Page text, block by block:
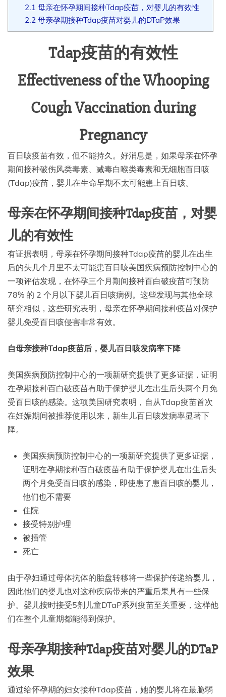
2.1 母亲在怀孕期间接种Tdap疫苗，对婴儿的有效性
2.2母亲孕期接种Tdap疫苗对婴儿的DTaP效果
Tdap疫苗的有效性
Effectiveness of the Whooping
Cough Vaccination during
Pregnancy
百日咳疫苗有效，但不能持久。好消息是，如果母亲在怀孕
期间接种破伤风类毒素、减毒白喉类毒素和无细胞百日咳
(Tdap)疫苗，婴儿在生命早期不太可能患上百日咳。
母亲在怀孕期间接种Tdap疫苗，对婴
儿的有效性
有证据表明，母亲在怀孕期间接种Tdap疫苗的婴儿在出生
后的头几个月里不太可能患百日咳美国疾病预防控制中心的
一项评估发现，在怀孕三个月期间接种百白破疫苗可预防
78% 的 2 个月以下婴儿百日咳病例。这些发现与其他全球
研究相似，这些研究表明，母亲在怀孕期间接种疫苗对保护
婴儿免受百日咳侵害非常有效。
自母亲接种Tdap疫苗后，婴儿百日咳发病率下降
美国疾病预防控制中心的一项新研究提供了更多证据，证明
在孕期接种百白破疫苗有助于保护婴儿在出生后头两个月免
受百日咳的感染。这项美国研究表明，自从Tdap疫苗首次
在妊娠期间被推荐使用以来，新生儿百日咳发病率显著下
降。
美国疾病预防控制中心的一项新研究提供了更多证据，
证明在孕期接种百白破疫苗有助于保护婴儿在出生后头
两个月免受百日咳的感染，即使患了患百日咳的婴儿，
他们也不需要
住院
接受特别护理
被插管
死亡
由于孕妇通过母体抗体的胎盘转移将一些保护传递给婴儿，
因此他们的婴儿也对这种疾病带来的严重后果具有一些保
护。婴儿按时接受5剂儿童DTaP系列疫苗至关重要，这样他
们在整个儿童期都能得到保护。
母亲孕期接种Tdap疫苗对婴儿的DTaP
效果
通过给怀孕期的妇女接种Tdap疫苗，她的婴儿将在最脆弱